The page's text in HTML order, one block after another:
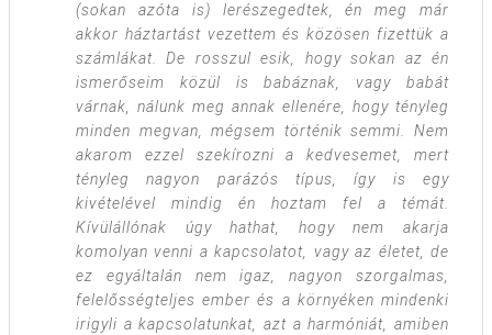
(sokan azóta is) lerészegedtek, én meg már
akkor háztartást vezettem és közösen fizettük a
számlákat. De rosszul esik, hogy sokan az én
ismerőseim közül is babáznak, vagy babát
várnak, nálunk meg annak ellenére, hogy tényleg
minden megvan, mégsem történik semmi. Nem
akarom ezzel szekírozni a kedvesemet, mert
tényleg nagyon parázós típus, így is egy
kivételével mindig én hoztam fel a témát.
Kívülállónak úgy hathat, hogy nem akarja
komolyan venni a kapcsolatot, vagy az életet, de
ez egyáltalán nem igaz, nagyon szorgalmas,
felelősségteljes ember és a környéken mindenki
irigyli a kapcsolatunkat, azt a harmóniát, amiben